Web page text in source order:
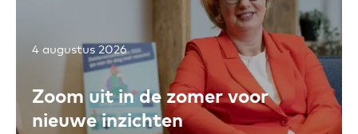
Toevoegen aan favorieten
4 augustus 2026
Zoom uit in de zomer voor
nieuwe inzichten